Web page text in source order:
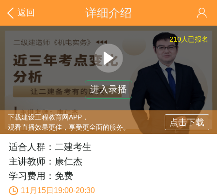
返回 详细介绍
210人已报名
进入录播
下载建设工程教育网APP，
观看直播效果更佳，享受更全面的服务。
点击下载
适合人群：二建考生
主讲教师：康仁杰
学习费用：免费
11月15日19:00-20:30